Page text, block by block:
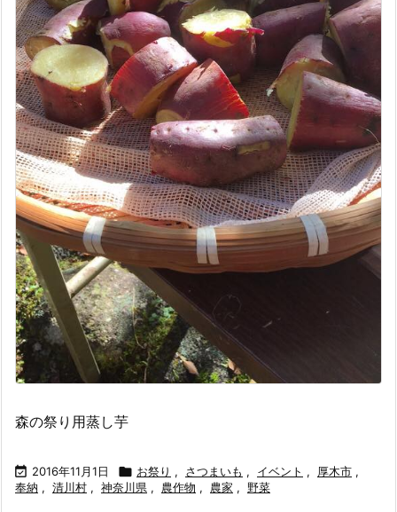
森の祭り用蒸し芋
 2016年11月1日  お祭り , さつまいも , イベント , 厚木市 ,
奉納 , 清川村 , 神奈川県 , 農作物 , 農家 , 野菜